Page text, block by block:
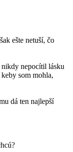
ešte netuší, čo
nepocítil lásku
som mohla,
dá ten najlepší